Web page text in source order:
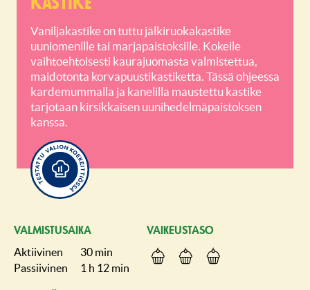
Vaniljakastike on tuttu jälkiruokakastike
uuniomenille tai marjapaistoksille. Kokeile
vaihtoehtoisesti kaurajuomasta valmistettua,
maidotonta korvapuustikastiketta. Tässä ohjeessa
kardemummalla ja kanelilla maustettu kastike
tarjotaan kirsikkaisen uunihedelmäpaistoksen
kanssa.
VALMISTUSAIKA
Aktiivinen
30 min
Passiivinen
1 h 12 min
VAIKEUSTASO